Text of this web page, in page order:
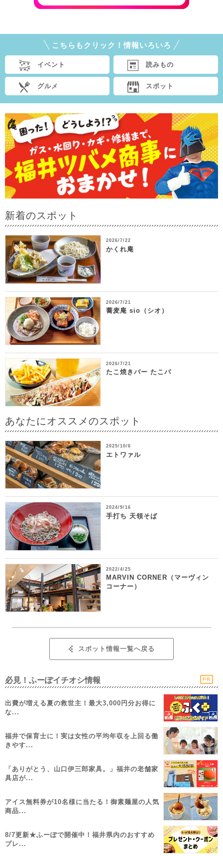
こちらもクリック！情報いろいろ
イベント 読みもの
グルメ スポット
新着のスポット
2026/7/22
かくれ庵
2026/7/21
蕎麦庵 sio（シオ）
2026/7/21
たこ焼きバー たこパ
あなたにオススメのスポット
2025/10/6
エトワァル
2024/9/16
手打ち 天領そば
2022/4/25
MARVIN CORNER（マーヴィン
コーナー）
スポット情報一覧へ戻る
必見！ふーぽイチオシ情報 PR
出費が増える夏の救世主！最大3,000円分お得に
な...
福井で保育士に！実は女性の平均年収を上回る働
きやす...
「ありがとう、山口伊三郎家具。」福井の老舗家
具店が...
アイス無料券が10名様に当たる！御素麺屋の人気
商品...
8/7更新★ふーぽで開催中！福井県内のおすすめ
プレ...